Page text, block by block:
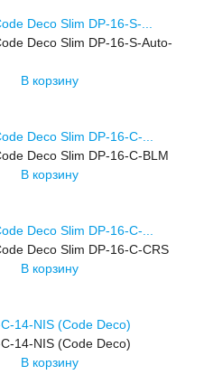
Deco Slim DP-16-S-...
Deco Slim DP-16-S-Auto-
В корзину
Deco Slim DP-16-С-...
Deco Slim DP-16-С-BLM
В корзину
Deco Slim DP-16-С-...
Deco Slim DP-16-С-CRS
В корзину
14-NIS (Code Deco)
14-NIS (Code Deco)
В корзину